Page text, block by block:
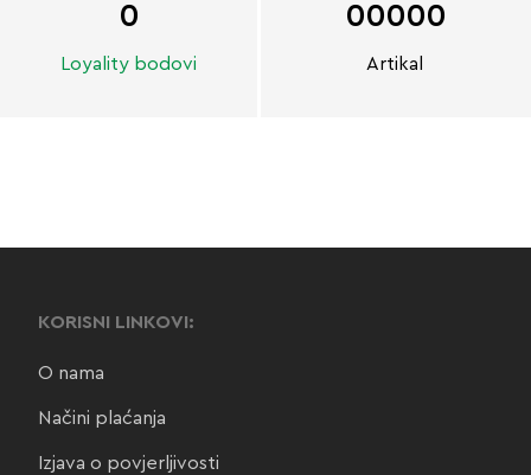
0
Loyality bodovi
00000
Artikal
KORISNI LINKOVI:
O nama
Načini plaćanja
Izjava o povjerljivosti